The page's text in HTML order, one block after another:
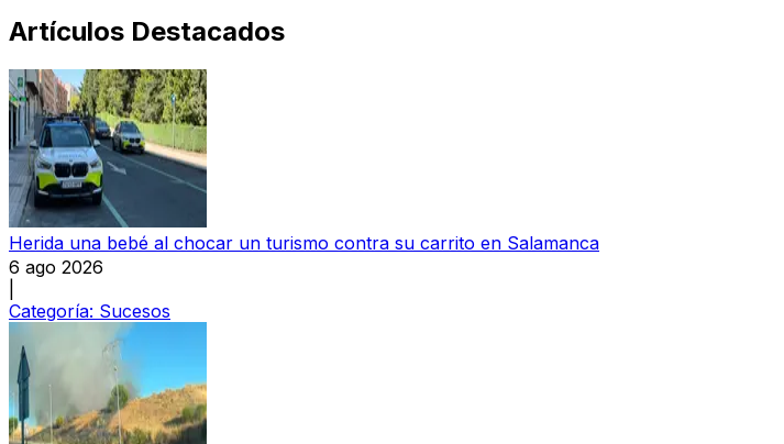
Artículos Destacados
Herida una bebé al chocar un turismo contra su carrito en Salamanca
6 ago 2026
Categoría: Sucesos